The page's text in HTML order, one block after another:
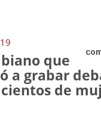
que
a grabar
de